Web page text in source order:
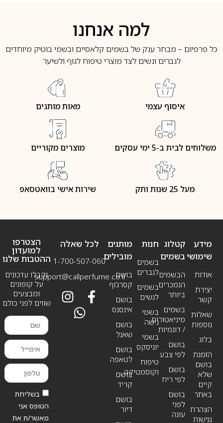
למה אנחנו
כל פרפיום – מבחר ענק של בשמים קלאסיים ובשמי בוטיק מיוחדים
לגברים ונשים לצד מוצרי טיפוח לגוף ולשיער
איסוף עצמי מאות מותגים
משלוחים לבית ב-5 ימי עסקים מוצרים מקוריים
מעל 25 שנות ותק שירות אישי בוואטסאפ
מידע
שימושי
אודות
יצירת
קשר
שאלות
נוספות
בלוג
הזמנת
בושם
שלא
קיים
באתר
הצהרת
נגישות
חנות
בשמים
לגברים
בשמים
לנשים
בשמי
נישה
בשמי
יוניסקס
טיפוח
וקוסמטיקה
קטלוג
בשמים
הבשמים
הנמכרים
ביותר
בשמים
מיניאטורים
/ דוגמיות
בושם
לפי צבע
בושם
לפי ריח
בושם
לפני
עונה
מותגים
מובילים
בושם
קסרג’וף
בושם
אינסנס
בושם
שאנל
בושם
לטאפה
בושם
קריד
בושם
דיור
לכל שאלה
1-700-507-060
support@callperfume.co.il
הצטרפו
למועדון
ההטבות שלנו
וקבלו עדכונים
על קופונים
ומבצעים
שווים לפני כולם
בשליחת
הטופס אני
מאשר/ת את